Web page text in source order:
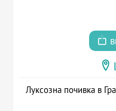
Луксозна почивка в